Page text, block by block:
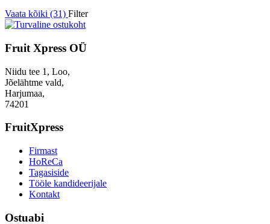
Vaata kõiki (31) Filter
Fruit Xpress OÜ
Niidu tee 1, Loo,
Jõelähtme vald,
Harjumaa,
74201
FruitXpress
Firmast
HoReCa
Tagasiside
Tööle kandideerijale
Kontakt
Ostuabi